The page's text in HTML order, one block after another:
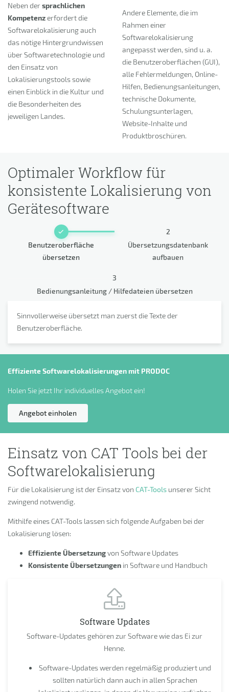
Neben dersprachlichen
Kompetenzerfordert die
Softwarelokalisierung auch
das nötige Hintergrundwissen
über Softwaretechnologie und
den Einsatz von
Lokalisierungstools sowie
einen Einblick in die Kultur und
die Besonderheiten des
jeweiligen Landes.
Andere Elemente, die im
Rahmen einer
Softwarelokalisierung
angepasst werden, sind u. a.
die Benutzeroberflächen (GUI),
alle Fehlermeldungen, Online-
Hilfen, Bedienungsanleitungen,
technische Dokumente,
Schulungsunterlagen,
Website-Inhalte und
Produktbroschüren.
Optimaler Workflow für
konsistente Lokalisierung von
Gerätesoftware
1
Benutzeroberfläche
übersetzen
2
Übersetzungsdatenbank
aufbauen
3
Bedienungsanleitung / Hilfedateien übersetzen
Sinnvollerweise übersetzt man zuerst die Texte der
Benutzeroberfläche.
Effiziente Softwarelokalisierungen mit PRODOC
Holen Sie jetzt Ihr individuelles Angebot ein!
Angebot einholen
Einsatz von CAT Tools bei der
Softwarelokalisierung
Für die Lokalisierung ist der Einsatz von CAT-Tools unserer Sicht
zwingend notwendig.
Mithilfe eines CAT-Tools lassen sich folgende Aufgaben bei der
Lokalisierung lösen:
Effiziente Übersetzungvon Software Updates
Konsistente Übersetzungen in Software und Handbuch
Software Updates
Software-Updates gehören zur Software wie das Ei zur
Henne.
Software-Updates werden regelmäßig produziert und
sollten natürlich dann auch in allen Sprachen